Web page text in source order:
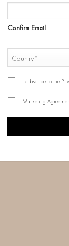
Confirm Email
COUNTRY
I subscribe to the
Marketing
CAPTCHA